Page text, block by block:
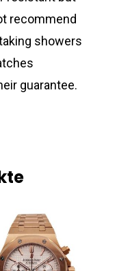
recommend
showers
guarantee.